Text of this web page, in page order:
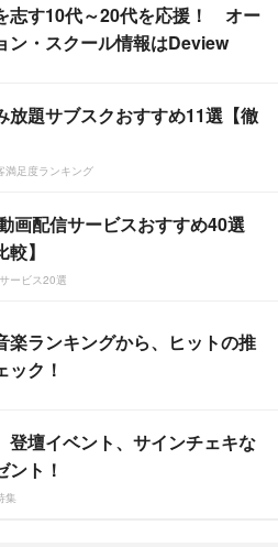
志す10代～20代を応援！ オー
ン・スクール情報はDeview
放題サブスクおすすめ11選【徹
満足度ランキング
画配信サービスおすすめ40選
較】
ービス20選
楽ランキングから、ヒットの推
ック！
登壇イベント、サインチェキな
ント！
集